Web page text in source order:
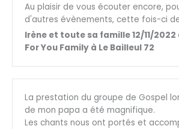
Au plaisir de vous écouter encore,
d'autres évènements, cette fois-ci
Irène et toute sa famille 12/11/
For You Family à Le Bailleul 72
La prestation du groupe de Gospel
de mon papa a été magnifique.
Les chants nous ont portés et